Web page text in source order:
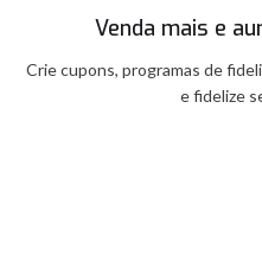
Venda mais e
Crie cupons, programas de
e fidelize